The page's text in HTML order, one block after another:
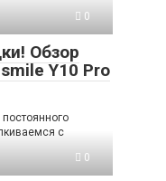
0
Обзор
Y10 Pro
с
0